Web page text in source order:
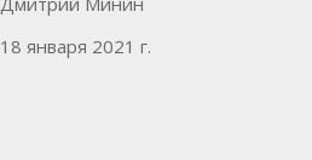
18 января 2021 г.